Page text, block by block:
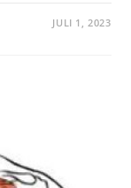
JULI 1, 2023